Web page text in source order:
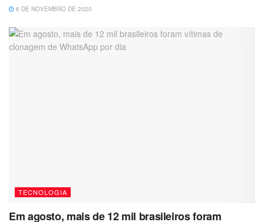
6 DE NOVEMBRO DE 2020
TECNOLOGIA
Em agosto, mais de 12 mil brasileiros foram